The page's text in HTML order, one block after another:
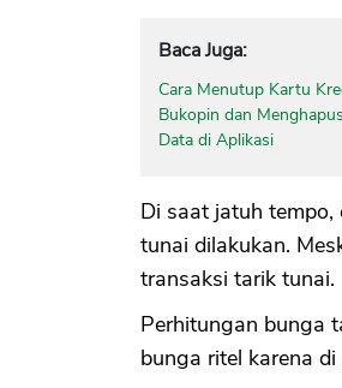
Baca Juga:
Cara Menutup Kartu
Bukopin dan
Data di Aplikasi
Di saat jatuh
tunai dilakukan.
transaksi tarik tunai.
Perhitungan bunga
bunga ritel karena